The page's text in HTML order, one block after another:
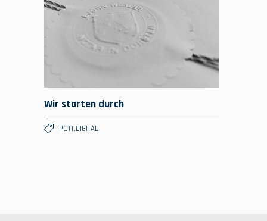
Wir starten durch
POTT.DIGITAL